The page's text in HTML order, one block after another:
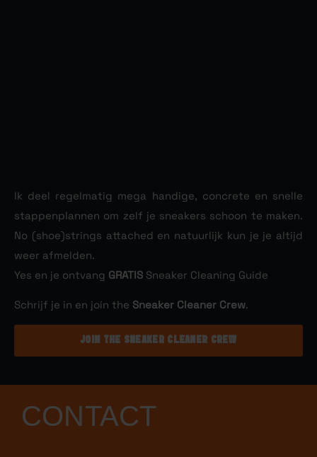
Ik deel regelmatig mega handige, concrete en snelle
stappenplannen om zelf je sneakers schoon te maken.
No (shoe)strings attached en natuurlijk kun je je altijd
weer afmelden.
Yes en je ontvang GRATIS Sneaker Cleaning Guide
Schrijf je in en join the Sneaker Cleaner Crew.
JOIN THE SNEAKER CLEANER CREW
CONTACT